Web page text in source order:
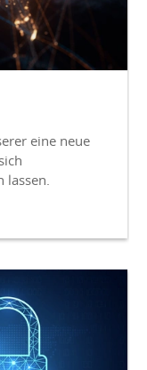
eine neue
lassen.